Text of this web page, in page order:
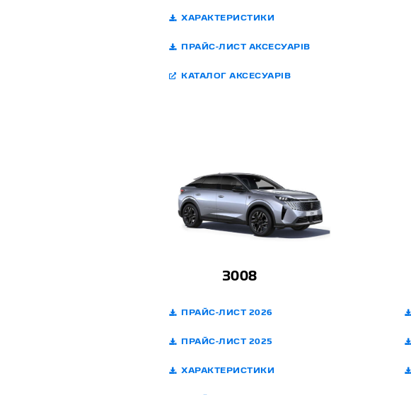
ХАРАКТЕРИСТИКИ
ПРАЙС-ЛИСТ АКСЕСУАРІВ
КАТАЛОГ АКСЕСУАРІВ
3008
ПРАЙС-ЛИСТ 2026
ПРАЙС-ЛИСТ 2025
ХАРАКТЕРИСТИКИ